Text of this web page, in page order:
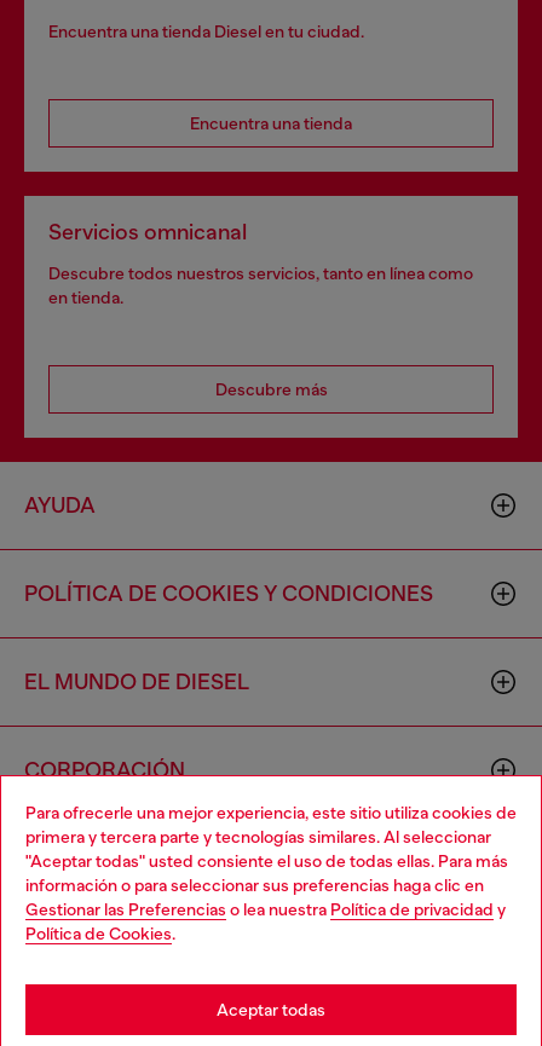
Para ofrecerle una mejor experiencia, este sitio utiliza cookies de
primera y tercera parte y tecnologías similares. Al seleccionar
"Aceptar todas" usted consiente el uso de todas ellas. Para más
información o para seleccionar sus preferencias haga clic en
Gestionar las Preferencias o lea nuestra Política de privacidad y
Política de Cookies.
Aceptar todas
Encuentra una tienda Diesel en tu ciudad.
Encuentra una tienda
Servicios omnicanal
Descubre todos nuestros servicios, tanto en línea como
en tienda.
Descubre más
AYUDA
POLÍTICA DE COOKIES Y CONDICIONES
EL MUNDO DE DIESEL
CORPORACIÓN
Copyright © 2026 Diesel SpA - Todos los derechos reservados -